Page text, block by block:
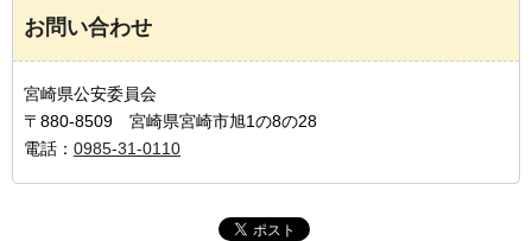
お問い合わせ
宮崎県公安委員会
〒880-8509 宮崎県宮崎市旭1の8の28
電話： 0985-31-0110